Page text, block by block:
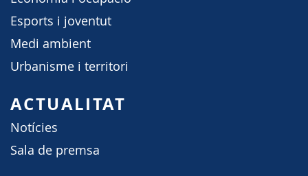
Esports i joventut
Medi ambient
Urbanisme i territori
ACTUALITAT
Notícies
Sala de premsa